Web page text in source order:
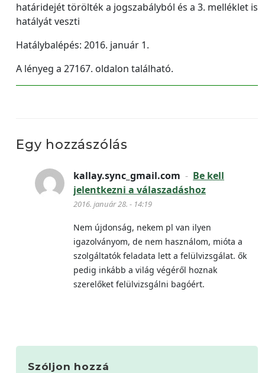
határidejét törölték a jogszabályból és a 3. melléklet is
hatályát veszti
Hatálybalépés: 2016. január 1.
A lényeg a 27167. oldalon található.
Egy hozzászólás
kallay.sync_gmail.com - Be kell
jelentkezni a válaszadáshoz
2016. január 28. - 14:19
Nem újdonság, nekem pl van ilyen
igazolványom, de nem használom, mióta a
szolgáltatók feladata lett a felülvizsgálat. ők
pedig inkább a világ végéről hoznak
szerelőket felülvizsgálni bagóért.
Szóljon hozzá